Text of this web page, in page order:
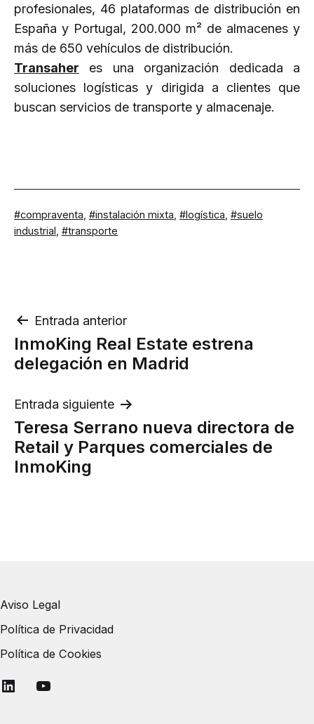
profesionales, 46 plataformas de distribución en
España y Portugal, 200.000 m² de almacenes y
más de 650 vehículos de distribución.
Transaher es una organización dedicada a
soluciones logísticas y dirigida a clientes que
buscan servicios de transporte y almacenaje.
Etiquetado
como
compraventa instalación mixta logística
suelo
industrial
transporte
Navegación
de
Entrada anterior
InmoKing Real Estate estrena
delegación en Madrid
Entrada siguiente
Teresa Serrano nueva directora de
Retail y Parques comerciales de
InmoKing
Aviso Legal
Política de Privacidad
Política de Cookies
Linkedin